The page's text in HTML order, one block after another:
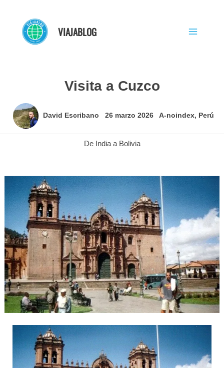
contenido
VIAJABLOG
Visita a Cuzco
David Escribano 26 marzo 2026 A-noindex, Perú
De India a Bolivia